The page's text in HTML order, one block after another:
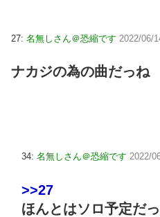
27: 名無しさん＠恐縮です 2022/06/
ナカジの為の曲だっね
34: 名無しさん＠恐縮です 2022/
>>27
ほんとはソロ予定だ